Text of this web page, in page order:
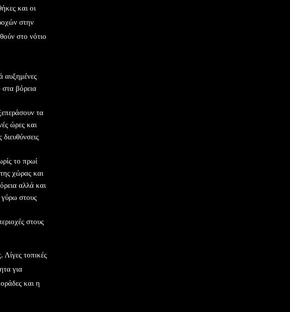
και οι
στην
στο νότιο
αυξημένες
στα βόρεια
τα
ώρες και
το πρωί
χώρας και
αλλά και
στους
στους
Λίγες τοπικές
για
και η